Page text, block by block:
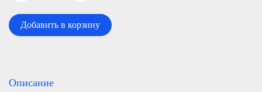
Добавить в корзину
Описание